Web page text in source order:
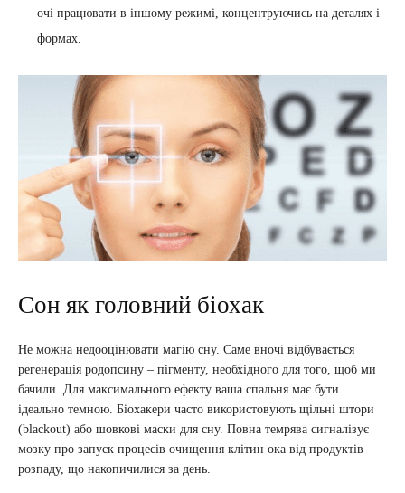
очі працювати в іншому режимі, концентруючись на деталях і
формах.
Сон як головний біохак
Не можна недооцінювати магію сну. Саме вночі відбувається
регенерація родопсину – пігменту, необхідного для того, щоб ми
бачили. Для максимального ефекту ваша спальня має бути
ідеально темною. Біохакери часто використовують щільні штори
(blackout) або шовкові маски для сну. Повна темрява сигналізує
мозку про запуск процесів очищення клітин ока від продуктів
розпаду, що накопичилися за день.